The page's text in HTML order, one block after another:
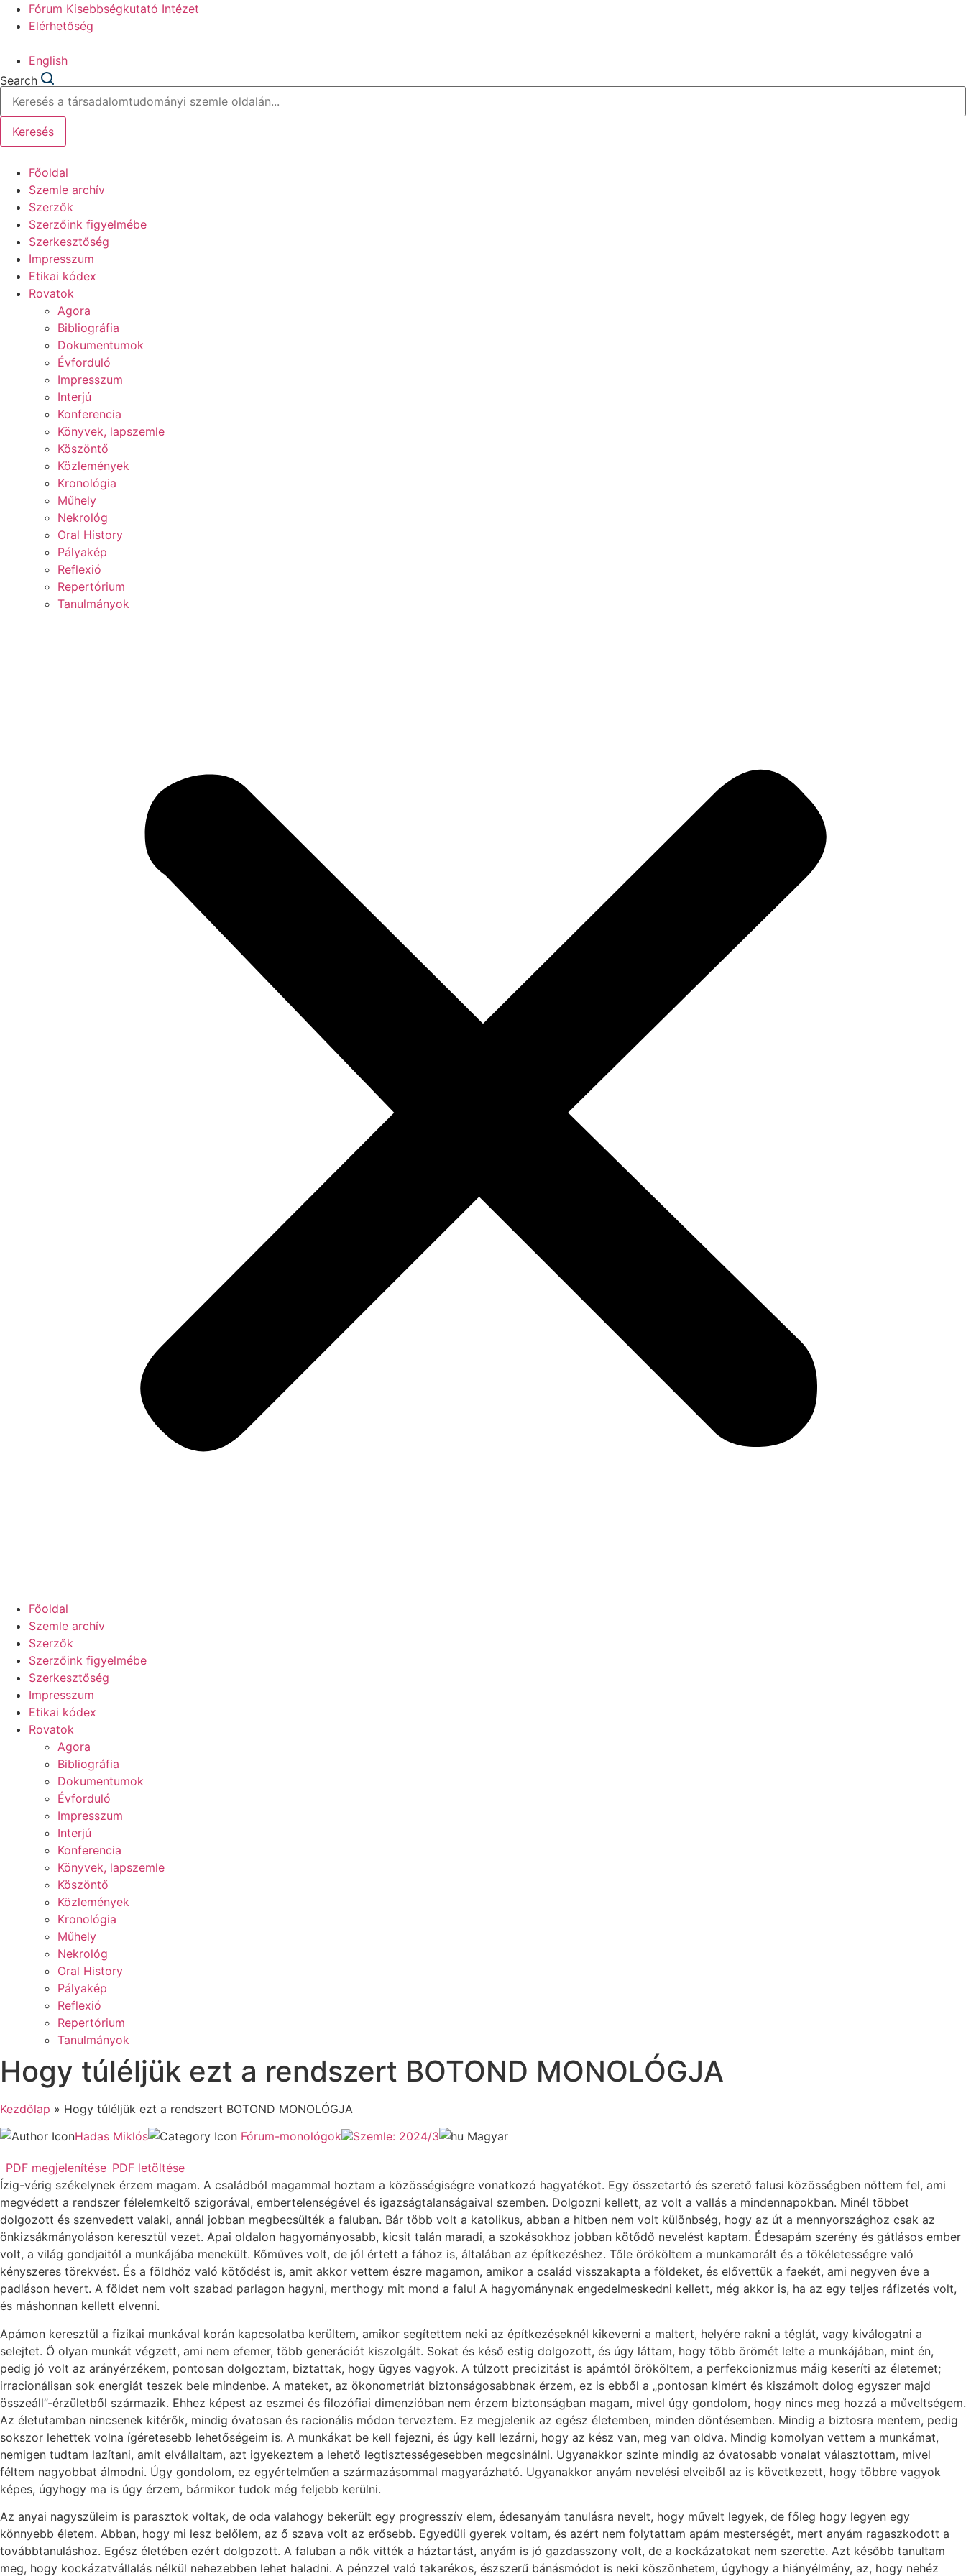
Fórum Kisebbségkutató Intézet
Elérhetőség
English
Search
Keresés
Főoldal
Szemle archív
Szerzők
Szerzőink figyelmébe
Szerkesztőség
Impresszum
Etikai kódex
Rovatok
Agora
Bibliográfia
Dokumentumok
Évforduló
Impresszum
Interjú
Konferencia
Könyvek, lapszemle
Köszöntő
Közlemények
Kronológia
Műhely
Nekrológ
Oral History
Pályakép
Reflexió
Repertórium
Tanulmányok
Főoldal
Szemle archív
Szerzők
Szerzőink figyelmébe
Szerkesztőség
Impresszum
Etikai kódex
Rovatok
Agora
Bibliográfia
Dokumentumok
Évforduló
Impresszum
Interjú
Konferencia
Könyvek, lapszemle
Köszöntő
Közlemények
Kronológia
Műhely
Nekrológ
Oral History
Pályakép
Reflexió
Repertórium
Tanulmányok
Hogy túléljük ezt a rendszert BOTOND MONOLÓGJA
Kezdőlap » Hogy túléljük ezt a rendszert BOTOND MONOLÓGJA
Hadas Miklós
Fórum-monológok Szemle: 2024/3 Magyar
PDF megjelenítése PDF letöltése
Ízig-vérig székelynek érzem magam. A családból magammal hoztam a közösségiségre vonatkozó hagyatékot. Egy összetartó és szerető falusi közösségben nőttem fel, ami
megvédett a rendszer félelemkeltő szigorával, embertelenségével és igazságtalanságaival szemben. Dolgozni kellett, az volt a vallás a mindennapokban. Minél többet
dolgozott és szenvedett valaki, annál jobban megbecsülték a faluban. Bár több volt a katolikus, abban a hitben nem volt különbség, hogy az út a mennyországhoz csak az
önkizsákmányoláson keresztül vezet. Apai oldalon hagyományosabb, kicsit talán maradi, a szokásokhoz jobban kötődő nevelést kaptam. Édesapám szerény és gátlásos ember
volt, a világ gondjaitól a munkájába menekült. Kőműves volt, de jól értett a fához is, általában az építkezéshez. Tőle örököltem a munkamorált és a tökéletességre való
kényszeres törekvést. És a földhöz való kötődést is, amit akkor vettem észre magamon, amikor a család visszakapta a földeket, és elővettük a faekét, ami negyven éve a
padláson hevert. A földet nem volt szabad parlagon hagyni, merthogy mit mond a falu! A hagyománynak engedelmeskedni kellett, még akkor is, ha az egy teljes ráfizetés volt,
és máshonnan kellett elvenni.
Apámon keresztül a fizikai munkával korán kapcsolatba kerültem, amikor segítettem neki az építkezéseknél kikeverni a maltert, helyére rakni a téglát, vagy kiválogatni a
selejtet. Ő olyan munkát végzett, ami nem efemer, több generációt kiszolgált. Sokat és késő estig dolgozott, és úgy láttam, hogy több örömét lelte a munkájában, mint én,
pedig jó volt az arányérzékem, pontosan dolgoztam, biztattak, hogy ügyes vagyok. A túlzott precizitást is apámtól örököltem, a perfekcionizmus máig keseríti az életemet;
irracionálisan sok energiát teszek bele mindenbe. A mateket, az ökonometriát biztonságosabbnak érzem, ez is ebből a „pontosan kimért és kiszámolt dolog egyszer majd
összeáll”-érzületből származik. Ehhez képest az eszmei és filozófiai dimenzióban nem érzem biztonságban magam, mivel úgy gondolom, hogy nincs meg hozzá a műveltségem.
Az életutamban nincsenek kitérők, mindig óvatosan és racionális módon terveztem. Ez megjelenik az egész életemben, minden döntésemben. Mindig a biztosra mentem, pedig
sokszor lehettek volna ígéretesebb lehetőségeim is. A munkákat be kell fejezni, és úgy kell lezárni, hogy az kész van, meg van oldva. Mindig komolyan vettem a munkámat,
nemigen tudtam lazítani, amit elvállaltam, azt igyekeztem a lehető legtisztességesebben megcsinálni. Ugyanakkor szinte mindig az óvatosabb vonalat választottam, mivel
féltem nagyobbat álmodni. Úgy gondolom, ez egyértelműen a származásommal magyarázható. Ugyanakkor anyám nevelési elveiből az is következett, hogy többre vagyok
képes, úgyhogy ma is úgy érzem, bármikor tudok még feljebb kerülni.
Az anyai nagyszüleim is parasztok voltak, de oda valahogy bekerült egy progresszív elem, édesanyám tanulásra nevelt, hogy művelt legyek, de főleg hogy legyen egy
könnyebb életem. Abban, hogy mi lesz belőlem, az ő szava volt az erősebb. Egyedüli gyerek voltam, és azért nem folytattam apám mesterségét, mert anyám ragaszkodott a
továbbtanuláshoz. Egész életében ezért dolgozott. A faluban a nők vitték a háztartást, anyám is jó gazdasszony volt, de a kockázatokat nem szerette. Azt később tanultam
meg, hogy kockázatvállalás nélkül nehezebben lehet haladni. A pénzzel való takarékos, észszerű bánásmódot is neki köszönhetem, úgyhogy a hiányélmény, az, hogy nehéz